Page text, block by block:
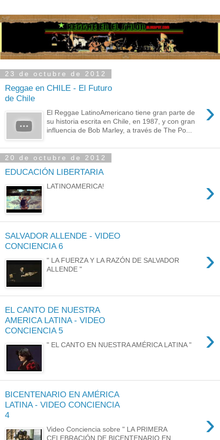
23 de octubre de 2012
Reggae en CHILE - El Futuro
de Chile
›
El Reggae LatinoAmericano tiene gran parte de
su historia escrita en Chile, en 1987, y con gran
influencia de Bob Marley, a través de The Po...
20 de octubre de 2012
EDUCACIÓN LIBERTARIA
›
LATINOAMERICA!
SALVADOR ALLENDE - VIDEO
CONCIENCIA 6
›
" LA FUERZA Y LA RAZÓN DE SALVADOR
ALLENDE "
EL CANTO DE NUESTRA
AMERICA LATINA - VIDEO
CONCIENCIA 5
›
" EL CANTO EN NUESTRA AMÉRICA LATINA "
BICENTENARIO EN AMÉRICA
LATINA - VIDEO CONCIENCIA
4
›
Video Conciencia sobre " LA PRIMERA
CELEBRACIÓN DE BICENTENARIO EN